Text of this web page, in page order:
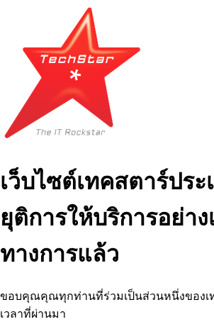
เว็บไซต์เทคสตาร์ประ
ยุติการให้บริการอย่าง
ทางการแล้ว
ขอบคุณคุณทุกท่านที่ร่วมเป็นส่วนหนึ่งของเ
เวลาที่ผ่านมา